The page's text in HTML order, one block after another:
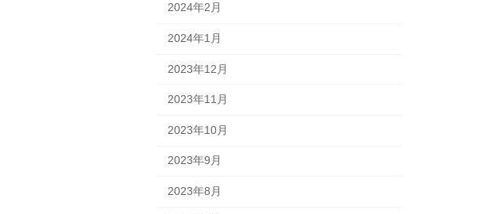
2024年2月
2024年1月
2023年12月
2023年11月
2023年10月
2023年9月
2023年8月